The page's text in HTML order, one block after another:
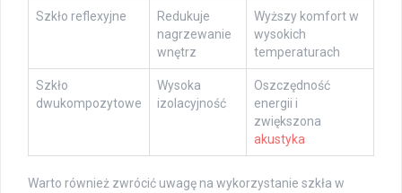
Szkło reflexyjne
Redukuje
nagrzewanie
wnętrz
Wyższy komfort w
wysokich
temperaturach
Szkło
dwukompozytowe
Wysoka
izolacyjność
Oszczędność
energii i
zwiększona
akustyka
Warto również zwrócić uwagę na wykorzystanie szkła w